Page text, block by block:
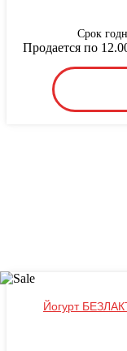
Срок
Продается по
Йогурт